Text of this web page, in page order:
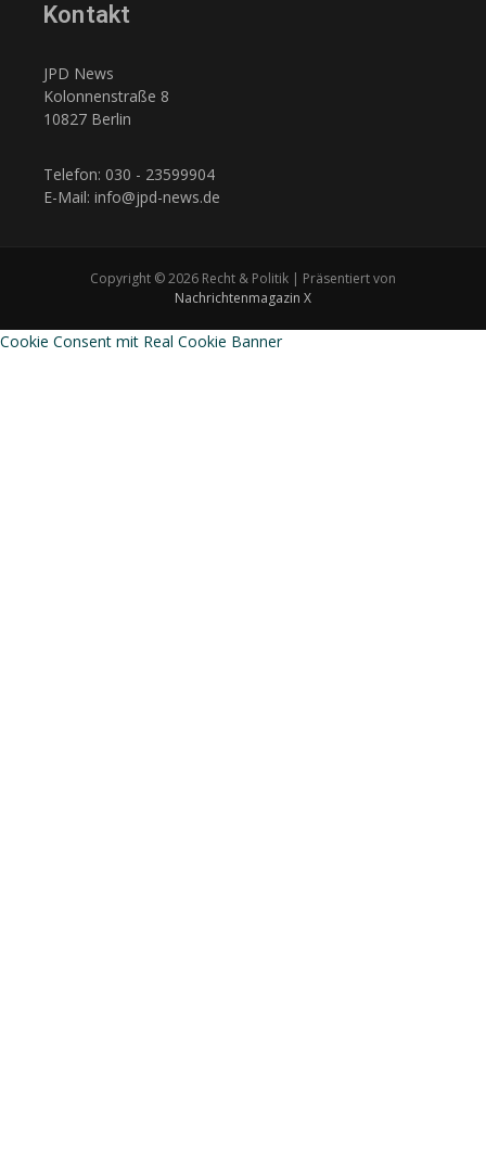
Kontakt
JPD News
Kolonnenstraße 8
10827 Berlin
Telefon: 030 - 23599904
E-Mail: info@jpd-news.de
Copyright © 2026 Recht & Politik | Präsentiert von
Nachrichtenmagazin X
Cookie Consent mit Real Cookie Banner